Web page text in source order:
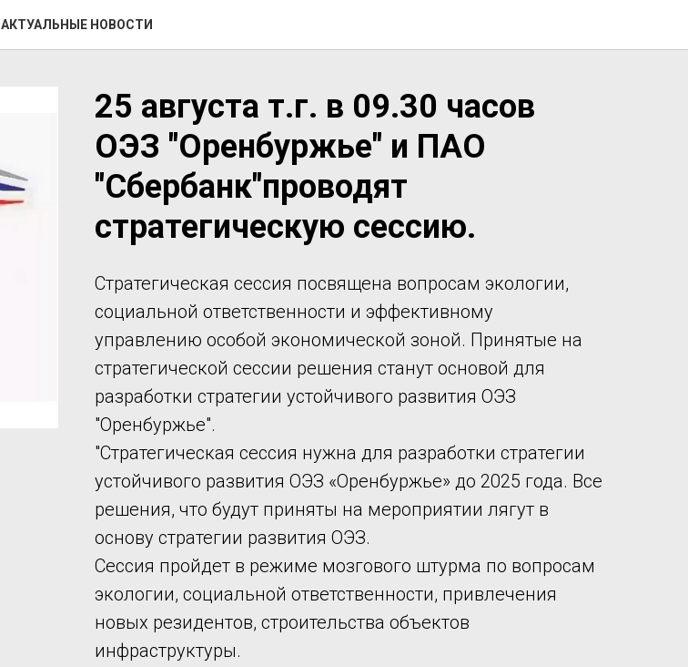
АКТУАЛЬНЫЕ НОВОСТИ
25 августа т.г. в 09.30 часов
ОЭЗ "Оренбуржье" и ПАО
"Сбербанк"проводят
стратегическую сессию.
Стратегическая сессия посвящена вопросам экологии,
социальной ответственности и эффективному
управлению особой экономической зоной. Принятые на
стратегической сессии решения станут основой для
разработки стратегии устойчивого развития ОЭЗ
"Оренбуржье".
"Стратегическая сессия нужна для разработки стратегии
устойчивого развития ОЭЗ «Оренбуржье» до 2025 года. Все
решения, что будут приняты на мероприятии лягут в
основу стратегии развития ОЭЗ.
Сессия пройдет в режиме мозгового штурма по вопросам
экологии, социальной ответственности, привлечения
новых резидентов, строительства объектов
инфраструктуры.